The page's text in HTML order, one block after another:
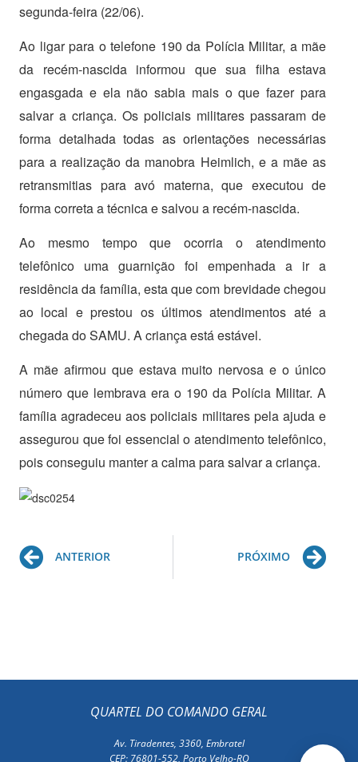
segunda-feira (22/06).
Ao ligar para o telefone 190 da Polícia Militar, a mãe
da recém-nascida informou que sua filha estava
engasgada e ela não sabia mais o que fazer para
salvar a criança. Os policiais militares passaram de
forma detalhada todas as orientações necessárias
para a realização da manobra Heimlich, e a mãe as
retransmitias para avó materna, que executou de
forma correta a técnica e salvou a recém-nascida.
Ao mesmo tempo que ocorria o atendimento
telefônico uma guarnição foi empenhada a ir a
residência da família, esta que com brevidade chegou
ao local e prestou os últimos atendimentos até a
chegada do SAMU. A criança está estável.
A mãe afirmou que estava muito nervosa e o único
número que lembrava era o 190 da Polícia Militar. A
família agradeceu aos policiais militares pela ajuda e
assegurou que foi essencial o atendimento telefônico,
pois conseguiu manter a calma para salvar a criança.
Prev
ANTERIOR PRÓXIMO
QUARTEL DO COMANDO GERAL
Av. Tiradentes, 3360, Embratel
CEP: 76801-552, Porto Velho-RO